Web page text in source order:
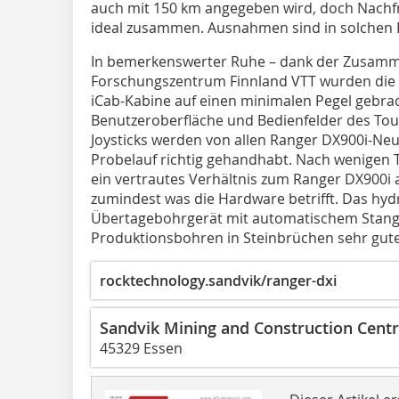
auch mit 150 km angegeben wird, doch
ideal zusammen. Ausnahmen sind in solchen
In bemerkenswerter Ruhe – dank der
Forschungszentrum Finnland VTT wurden
iCab-Kabine auf einen minimalen Pegel
Benutzeroberfläche und Bedienfelder des
Joysticks werden von allen Ranger DX900i-
Probelauf richtig gehandhabt. Nach wenigen
ein vertrautes Verhältnis zum Ranger DX900i
zumindest was die Hardware betrifft. Das
Übertagebohrgerät mit automatischem
Produktionsbohren in Steinbrüchen sehr gute
rocktechnology.sandvik/ranger-dxi
Sandvik Mining and Construction
45329 Essen